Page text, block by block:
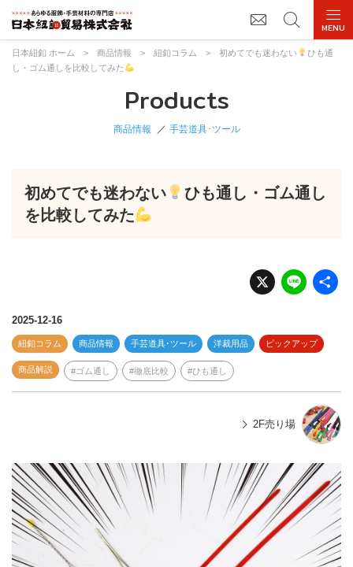
日本紐釦 ホーム > 商品情報 > 紐釦コラム > 初めてでも迷わない
ひも通
し・ゴム通しを比較してみた
Products
商品情報 手芸道具･ツール
初めてでも迷わない
ひも通し・ゴム通し
を比較してみた
X Li
n
2025-12-16
紐釦コラム 商品情報 手芸道具･ツール 洋裁用品 ピックアップ
商品解説 ゴム通し 徹底比較 ひも通し
2F売り場